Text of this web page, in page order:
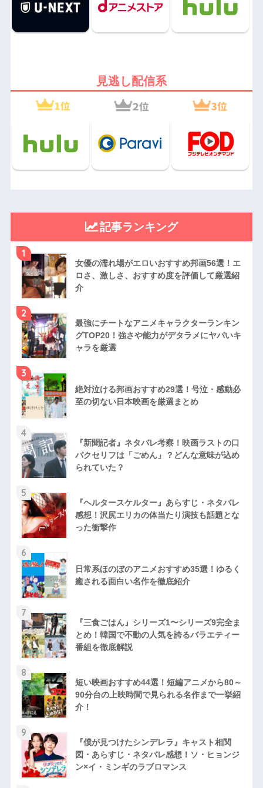
見逃し配信系
記事ランキング
1
女優の濡れ場がエロいおすすめ邦画56選！エ
ロさ、激しさ、おすすめ度を評価して厳選紹
介
2
最強にチートなアニメキャラクターランキン
グTOP20！強さや能力がデタラメにヤバいキ
ャラを厳選
3
絶対泣ける邦画おすすめ29選！号泣・感動必
至の切ない日本映画を厳選まとめ
4
『新聞記者』ネタバレ考察！映画ラストの口
パクセリフは「ごめん」？どんな意味が込め
られていた？
5
『ヘルタースケルター』あらすじ・ネタバレ
感想！沢尻エリカの体当たり演技も話題とな
った衝撃作
6
日常系ほのぼのアニメおすすめ35選！ゆるく
癒される面白い名作を徹底紹介
7
『三食ごはん』シリーズ1〜シリーズ9完全ま
とめ！韓国で不動の人気を誇るバラエティー
番組を徹底解説
8
短い映画おすすめ44選！短編アニメから80～
90分台の上映時間で見られる名作まで一挙紹
介！
9
『僕が見つけたシンデレラ』キャスト相関
図・あらすじ・ネタバレ感想！ソ・ヒョンジ
ン×イ・ミンギのラブロマンス